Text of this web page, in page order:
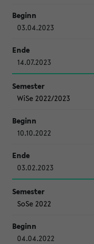
03.04.2023
14.07.2023
WiSe 2022/2023
10.10.2022
03.02.2023
SoSe 2022
04.04.2022